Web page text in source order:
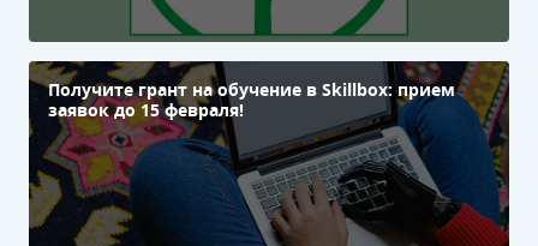
Получите грант на обучение в Skillbox: прием
заявок до 15 февраля!